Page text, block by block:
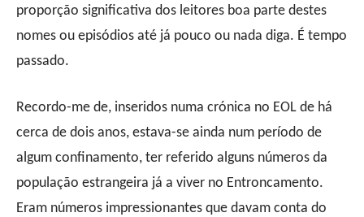
proporção significativa dos leitores boa parte destes
nomes ou episódios até já pouco ou nada diga. É tempo
passado.
Recordo-me de, inseridos numa crónica no EOL de há
cerca de dois anos, estava-se ainda num período de
algum confinamento, ter referido alguns números da
população estrangeira já a viver no Entroncamento.
Eram números impressionantes que davam conta do